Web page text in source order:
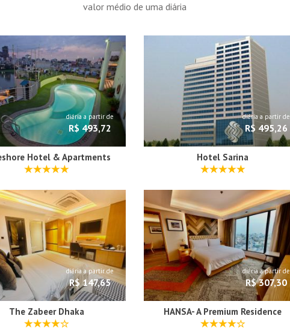
valor médio de uma diária
diária a partir de
R$ 493,72
Hotel & Apartments
diária a partir de
R$ 495,26
Hotel Sarina
diária a partir de
R$ 147,65
The Zabeer Dhaka
diária a partir de
R$ 307,30
HANSA- A Premium Residence